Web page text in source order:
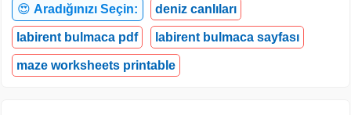
😍 Aradığınızı Seçin: deniz canlıları
labirent bulmaca pdf labirent bulmaca sayfası
maze worksheets printable